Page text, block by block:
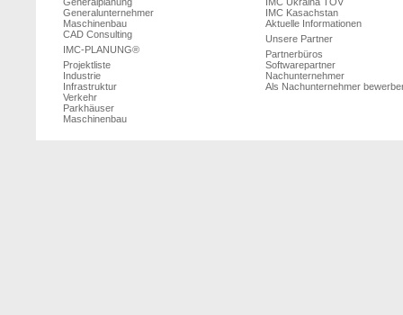
Generalunternehmer
Maschinenbau
CAD Consulting
IMC-PLANUNG®
Projektliste
Industrie
Infrastruktur
Verkehr
Parkhäuser
Maschinenbau
IMC Kasachstan
Aktuelle Informationen
Unsere Partner
Partnerbüros
Softwarepartner
Nachunternehmer
Als Nachunternehmer